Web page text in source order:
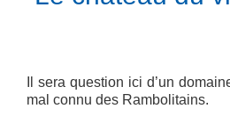
Il sera question ici d’un
mal connu des Rambolitains.